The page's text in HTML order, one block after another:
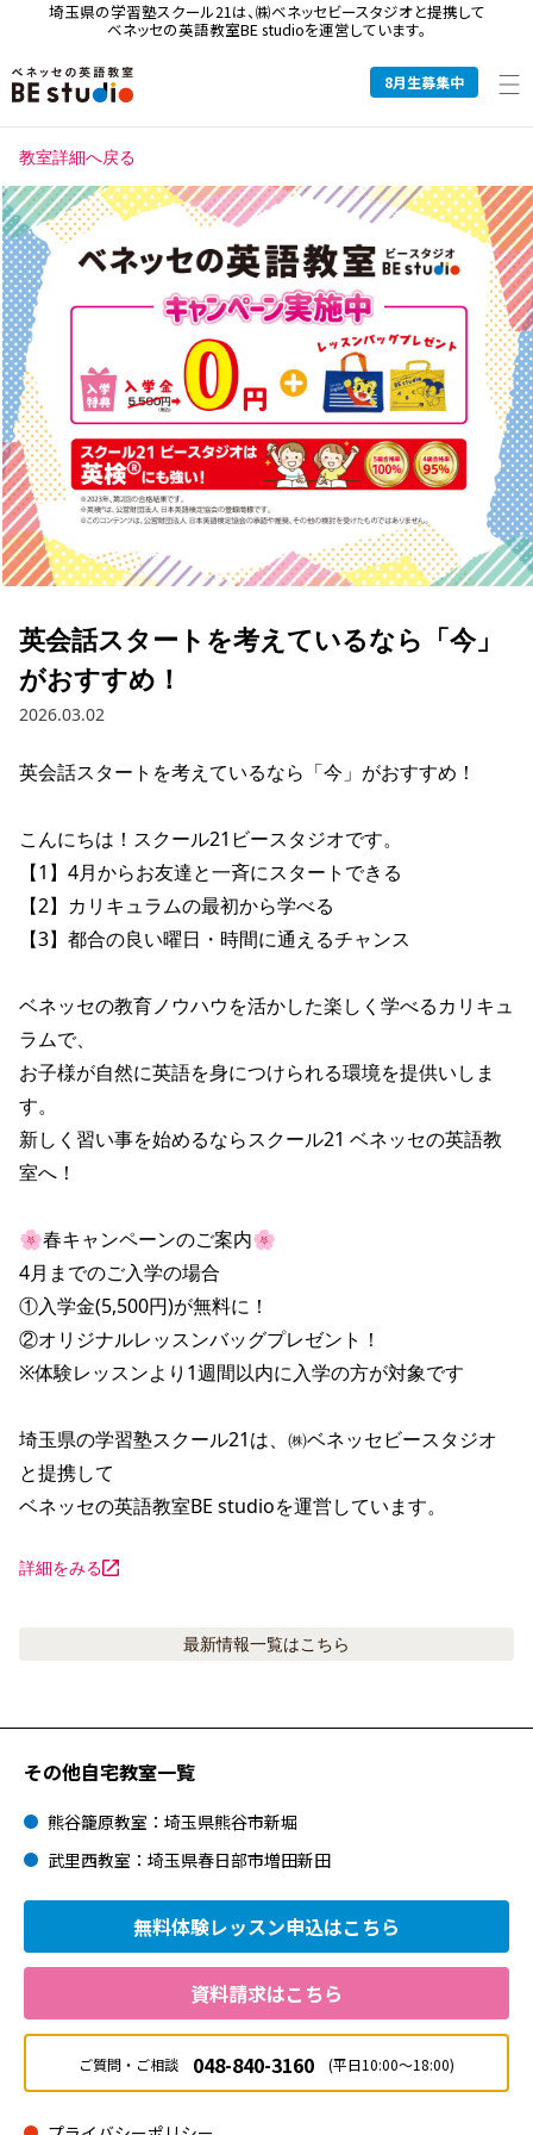
埼玉県の学習塾スクール21は、㈱ベネッセビースタジオと提携して
ベネッセの英語教室BE studioを運営しています。
8月生募集中
教室詳細へ戻る
英会話スタートを考えているなら「今」
がおすすめ！
2026.03.02
英会話スタートを考えているなら「今」がおすすめ！
こんにちは！スクール21ビースタジオです。
【1】4月からお友達と一斉にスタートできる
【2】カリキュラムの最初から学べる
【3】都合の良い曜日・時間に通えるチャンス
ベネッセの教育ノウハウを活かした楽しく学べるカリキュ
ラムで、
お子様が自然に英語を身につけられる環境を提供いしま
す。
新しく習い事を始めるならスクール21 ベネッセの英語教
室へ！
🌸春キャンペーンのご案内🌸
4月までのご入学の場合
①入学金(5,500円)が無料に！
②オリジナルレッスンバッグプレゼント！
※体験レッスンより1週間以内に入学の方が対象です
埼玉県の学習塾スクール21は、㈱ベネッセビースタジオ
と提携して
ベネッセの英語教室BE studioを運営しています。
詳細をみる
最新情報一覧はこちら
その他自宅教室一覧
熊谷籠原教室：埼玉県熊谷市新堀
武里西教室：埼玉県春日部市増田新田
無料体験レッスン申込はこちら
資料請求はこちら
ご質問・ご相談 048-840-3160 (平日10:00～18:00)